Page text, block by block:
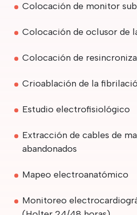
Colocación de monitor
Colocación de oclusor de
Colocación de
Crioablación de la
Estudio electrofisiológico
Extracción de cables de
abandonados
Mapeo electroanatómico
Monitoreo